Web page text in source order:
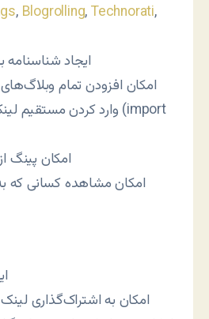
, Blogrolling,Technorati,
– ایجاد
– امکان افزودن تمام
– امکان
– امکان مشاهده کسانی که
– امکان به اشتراک‌گذاری